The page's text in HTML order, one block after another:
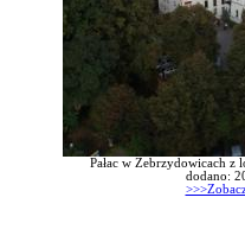
Pałac w Zebrzydowicach z
dodano: